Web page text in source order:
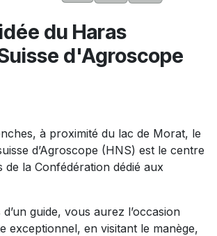
du Haras
d'Agroscope
à proximité du lac de Morat, le
d’Agroscope (HNS) est le centre
de la Confédération dédié aux
d’un guide, vous aurez l’occasion
exceptionnel, en visitant le manège,